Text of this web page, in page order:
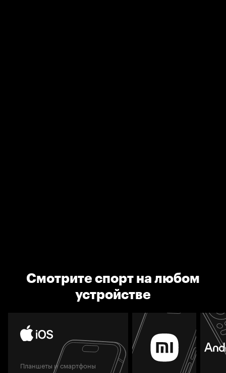
Смотрите спорт на любом
устройстве
Планшеты и смартфоны